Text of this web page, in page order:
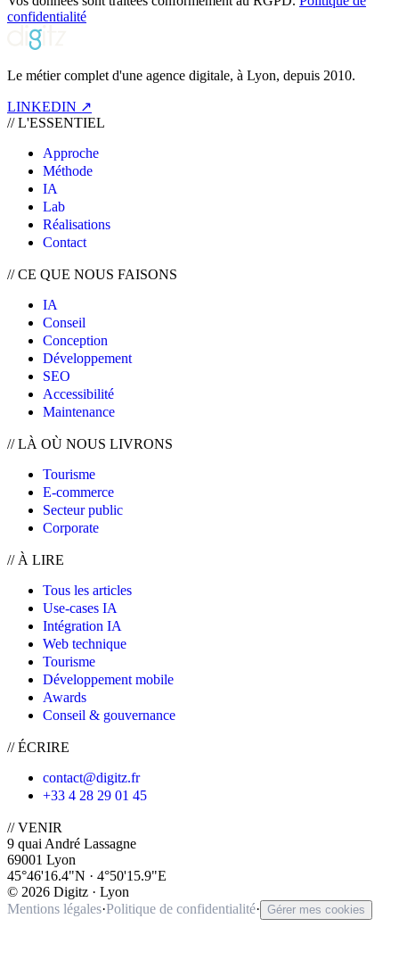
confidentialité
Le métier complet d'une agence digitale, à Lyon, depuis 2010.
LINKEDIN ↗
//L'ESSENTIEL
Approche
Méthode
IA
Lab
Réalisations
Contact
//CE QUE NOUS FAISONS
IA
Conseil
Conception
Développement
SEO
Accessibilité
Maintenance
//LÀ OÙ NOUS LIVRONS
Tourisme
E-commerce
Secteur public
Corporate
// À LIRE
Tous les articles
Use-cases IA
Intégration IA
Web technique
Tourisme
Développement mobile
Awards
Conseil & gouvernance
// ÉCRIRE
contact@digitz.fr
+33 4 28 29 01 45
// VENIR
9 quai André Lassagne
69001 Lyon
45°46'16.4"N · 4°50'15.9"E
© 2026 Digitz · Lyon
Mentions légales·Politique de confidentialité· Gérer mes cookies